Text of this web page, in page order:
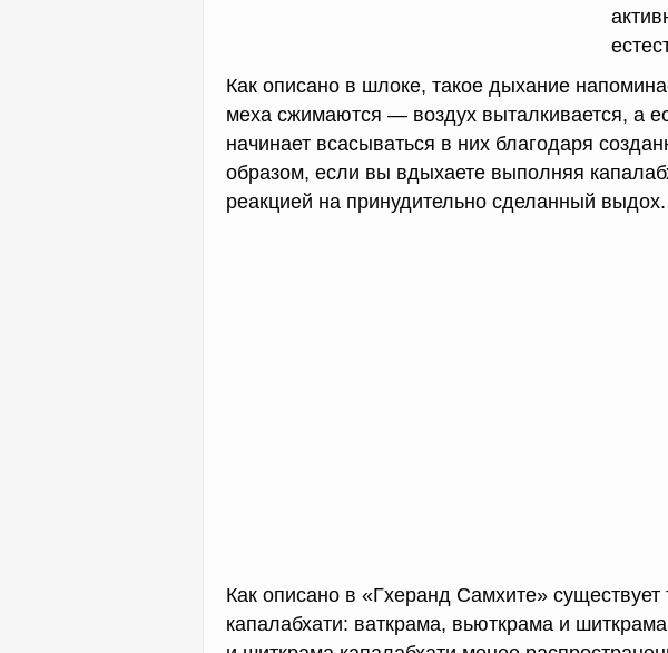
Как описано в шлоке, такое дыхание
меха сжимаются — воздух выталкивается, а
начинает всасываться в них благодаря
образом, если вы вдыхаете выполняя
реакцией на принудительно сделанный выдох.
Как описано в «Гхеранд Самхите»
капалабхати: ваткрама, вьюткрама и